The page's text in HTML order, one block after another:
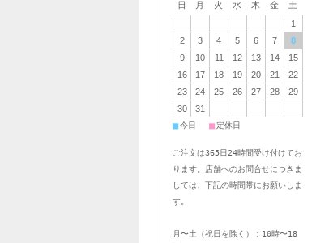
日 月 火 水 木 金
土
1
2
3 4 5 6 7
8
9
10 11 12 13 14
15
16
17 18 19 20 21
22
23
24 25 26 27 28
29
30
31
■今日 ■定休日
ご注文は365日24時間受け付けてお
ります。店舗へのお問合せにつきま
しては、下記の時間帯にお願いしま
す。
月〜土（祝日を除く）：10時〜18